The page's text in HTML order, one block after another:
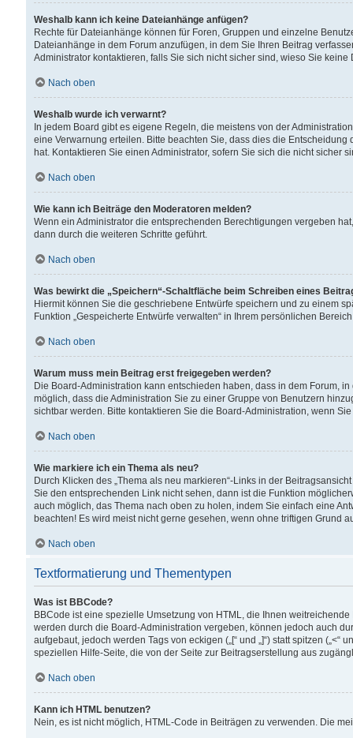
Weshalb kann ich keine Dateianhänge anfügen?
Rechte für Dateianhänge können für Foren, Gruppen und einzelne
Dateianhänge in dem Forum anzufügen, in dem Sie Ihren Beitrag
Administrator kontaktieren, falls Sie sich nicht sicher sind, wieso Sie
Nach oben
Weshalb wurde ich verwarnt?
In jedem Board gibt es eigene Regeln, die meistens von der
eine Verwarnung erteilen. Bitte beachten Sie, dass dies die
hat. Kontaktieren Sie einen Administrator, sofern Sie sich die nicht sicher
Nach oben
Wie kann ich Beiträge den Moderatoren melden?
Wenn ein Administrator die entsprechenden Berechtigungen vergeben
dann durch die weiteren Schritte geführt.
Nach oben
Was bewirkt die „Speichern“-Schaltfläche beim Schreiben eines
Hiermit können Sie die geschriebene Entwürfe speichern und zu einem
Funktion „Gespeicherte Entwürfe verwalten“ in Ihrem persönlichen
Nach oben
Warum muss mein Beitrag erst freigegeben werden?
Die Board-Administration kann entschieden haben, dass in dem Forum,
möglich, dass die Administration Sie zu einer Gruppe von Benutzern
sichtbar werden. Bitte kontaktieren Sie die Board-Administration, wenn
Nach oben
Wie markiere ich ein Thema als neu?
Durch Klicken des „Thema als neu markieren“-Links in der
Sie den entsprechenden Link nicht sehen, dann ist die Funktion
auch möglich, das Thema nach oben zu holen, indem Sie einfach eine
beachten! Es wird meist nicht gerne gesehen, wenn ohne triftigen Grund
Nach oben
Textformatierung und Thementypen
Was ist BBCode?
BBCode ist eine spezielle Umsetzung von HTML, die Ihnen
werden durch die Board-Administration vergeben, können jedoch auch
aufgebaut, jedoch werden Tags von eckigen („[“ und „]“) statt spitzen
speziellen Hilfe-Seite, die von der Seite zur Beitragserstellung aus
Nach oben
Kann ich HTML benutzen?
Nein, es ist nicht möglich, HTML-Code in Beiträgen zu verwenden. Die